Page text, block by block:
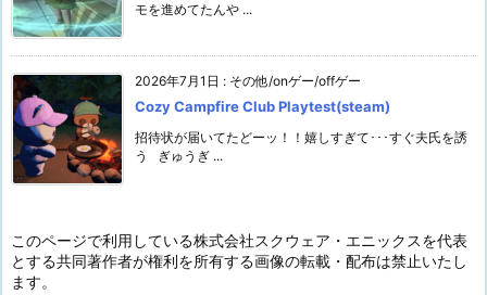
モを進めてたんや ...
2026年7月1日 : その他/onゲー/offゲー
Cozy Campfire Club Playtest(steam)
招待状が届いてたどーッ！！嬉しすぎて･･･すぐ夫氏を誘
う ぎゅうぎ ...
このページで利用している株式会社スクウェア・エニックスを代表
とする共同著作者が権利を所有する画像の転載・配布は禁止いたし
ます。